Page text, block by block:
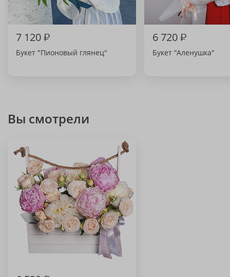
7 120₽
Букет "Пионовый глянец"
6 720₽
Букет "Аленушка"
Вы смотрели